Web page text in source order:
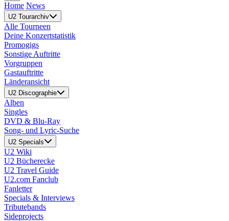
Home News
U2 Tourarchiv
Alle Tourneen
Deine Konzertstatistik
Promogigs
Sonstige Auftritte
Vorgruppen
Gastauftritte
Länderansicht
U2 Discographie
Alben
Singles
DVD & Blu-Ray
Song- und Lyric-Suche
U2 Specials
U2 Wiki
U2 Bücherecke
U2 Travel Guide
U2.com Fanclub
Fanletter
Specials & Interviews
Tributebands
Sideprojects